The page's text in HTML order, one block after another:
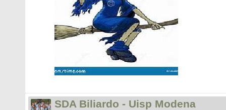
SDA Biliardo - Uisp Modena